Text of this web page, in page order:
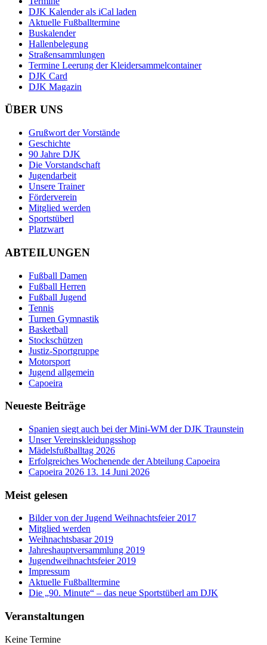
DJK Kalender als iCal laden
Aktuelle Fußballtermine
Buskalender
Hallenbelegung
Straßensammlungen
Termine Leerung der Kleidersammelcontainer
DJK Card
DJK Magazin
ÜBER UNS
Grußwort der Vorstände
Geschichte
90 Jahre DJK
Die Vorstandschaft
Jugendarbeit
Unsere Trainer
Förderverein
Mitglied werden
Sportstüberl
Platzwart
ABTEILUNGEN
Fußball Damen
Fußball Herren
Fußball Jugend
Tennis
Turnen Gymnastik
Basketball
Stockschützen
Justiz-Sportgruppe
Motorsport
Jugend allgemein
Capoeira
Neueste Beiträge
Spanien siegt auch bei der Mini-WM der DJK Traunstein
Unser Vereinskleidungsshop
Mädelsfußballtag 2026
Erfolgreiches Wochenende der Abteilung Capoeira
Capoeira 2026 13. 14 Juni 2026
Meist gelesen
Bilder von der Jugend Weihnachtsfeier 2017
Mitglied werden
Weihnachtsbasar 2019
Jahreshauptversammlung 2019
Jugendweihnachtsfeier 2019
Impressum
Aktuelle Fußballtermine
Die „90. Minute“ – das neue Sportstüberl am DJK
Veranstaltungen
Keine Termine